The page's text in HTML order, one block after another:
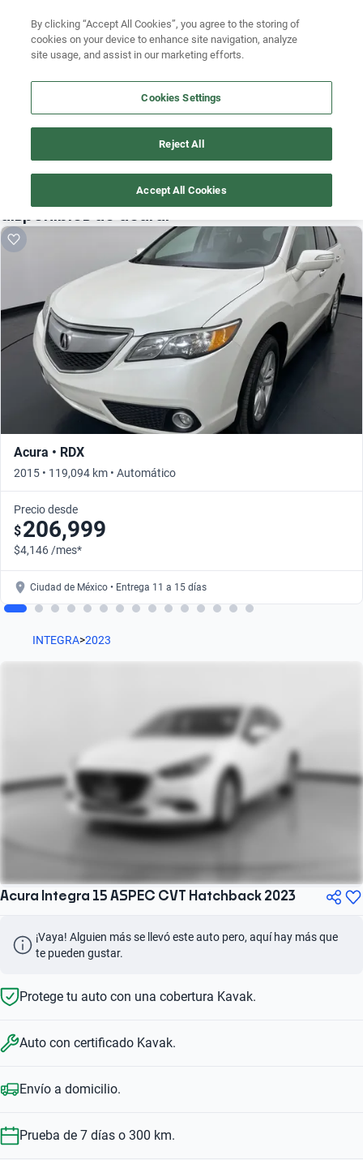
Ubicación
Busca por versión
Busca por año
Busca por año
¡Vaya! Alguien más se llevó este auto pero, aquí hay más que
¡Descubre otros modelos que tenemos
disponibles de acura!
Acura • RDX
2015 • 119,094 km • Automático
Precio desde
$206,999
$4,146 /mes*
Ciudad de México • Entrega 11 a 15 días
INTEGRA>2023
Acura Integra 15 ASPEC CVT Hatchback 2023
¡Vaya! Alguien más se llevó este auto pero, aquí hay más que
te pueden gustar.
Protege tu auto con una cobertura Kavak.
Auto con certificado Kavak.
Envío a domicilio.
Prueba de 7 días o 300 km.
By clicking “Accept All Cookies”, you agree to the storing of
cookies on your device to enhance site navigation, analyze
site usage, and assist in our marketing efforts.
Cookies Settings
Reject All
Accept All Cookies